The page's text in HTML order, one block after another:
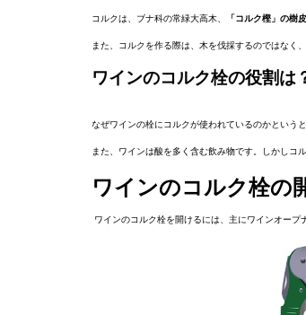
コルクは、ブナ科の常緑大高木、 「コルク樫」の樹皮
また、コルクを作る際は、木を伐採するのではなく
ワインのコルク栓の役割は
なぜワインの栓にコルクが使われているのかという
また、ワインは酸を多く含む飲み物です。しかしコ
ワインのコルク栓の
ワインのコルク栓を開けるには、主にワインオープ